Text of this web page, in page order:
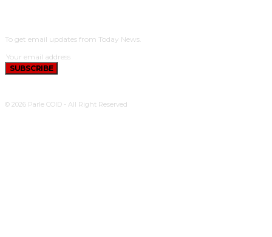
To get email updates from Today News.
SUBSCRIBE
© 2026 Parle COID - All Right Reserved